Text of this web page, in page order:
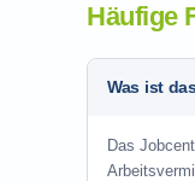
Häufige
Was ist
Das